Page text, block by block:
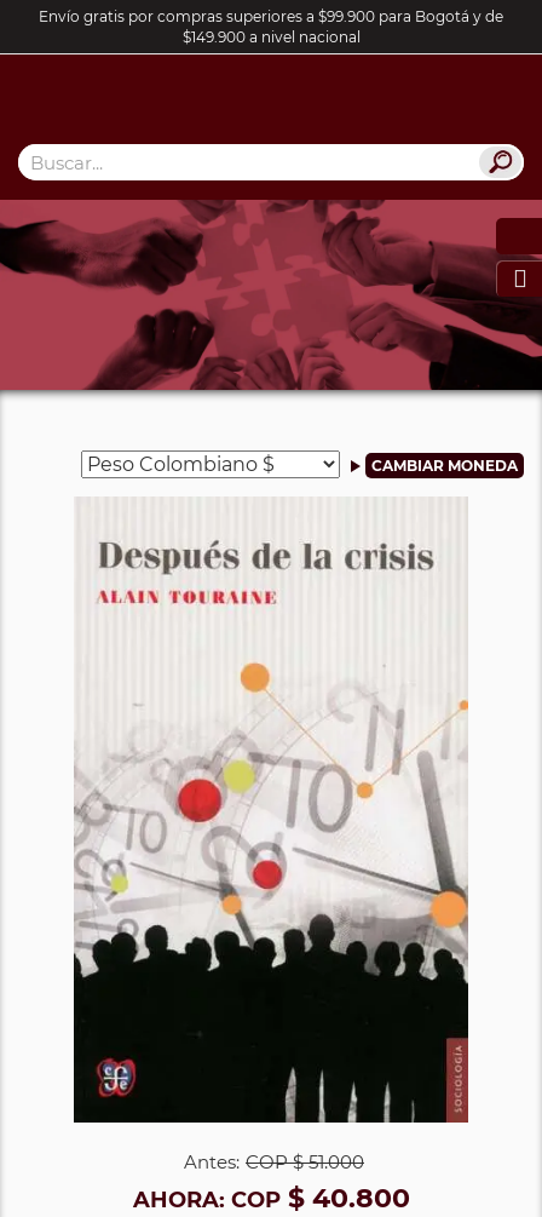
Envío gratis por compras superiores a $99.900 para Bogotá y de
$149.900 a nivel nacional

Antes: COP$ 51.000
AHORA: COP$ 40.800